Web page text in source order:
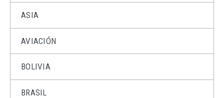
ASIA
AVIACIÓN
BOLIVIA
BRASIL